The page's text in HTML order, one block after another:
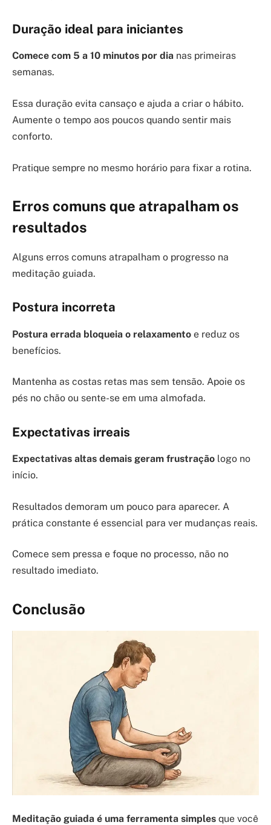
Duração ideal para iniciantes
Comece com 5 a 10 minutos por dia nas primeiras
semanas.
Essa duração evita cansaço e ajuda a criar o hábito.
Aumente o tempo aos poucos quando sentir mais
conforto.
Pratique sempre no mesmo horário para fixar a rotina.
Erros comuns que atrapalham os
resultados
Alguns erros comuns atrapalham o progresso na
meditação guiada.
Postura incorreta
Postura errada bloqueia o relaxamento e reduz os
benefícios.
Mantenha as costas retas mas sem tensão. Apoie os
pés no chão ou sente-se em uma almofada.
Expectativas irreais
Expectativas altas demais geram frustração logo no
início.
Resultados demoram um pouco para aparecer. A
prática constante é essencial para ver mudanças reais.
Comece sem pressa e foque no processo, não no
resultado imediato.
Conclusão
Meditação guiada é uma ferramenta simples que você